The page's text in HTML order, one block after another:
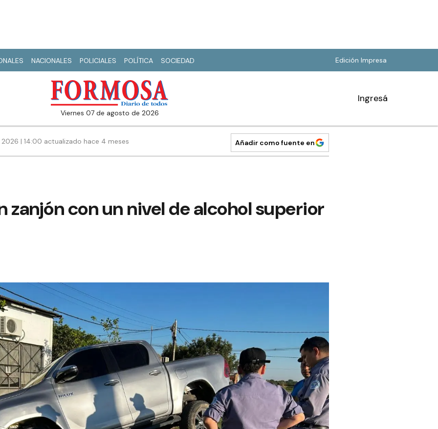
NACIONALES POLICIALES POLÍTICA SOCIEDAD Edición Impresa
viernes 07 de agosto de 2026
Ingresá
| 14:00 actualizado hace 4 meses Añadir como fuente en
zanjón con un nivel de alcohol superior